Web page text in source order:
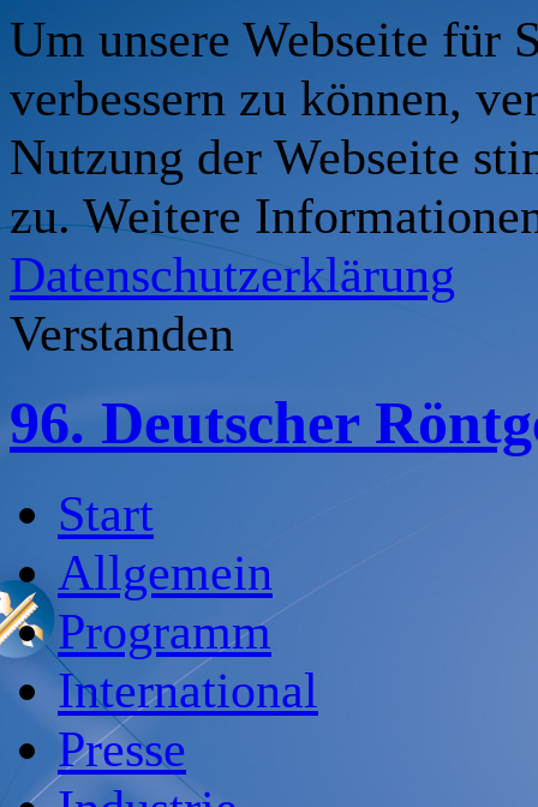
Um unsere Webseite für
verbessern zu können,
Nutzung der Webseite
zu. Weitere
Datenschutzerklärung
Verstanden
96. Deutscher
Start
Allgemein
Programm
International
Presse